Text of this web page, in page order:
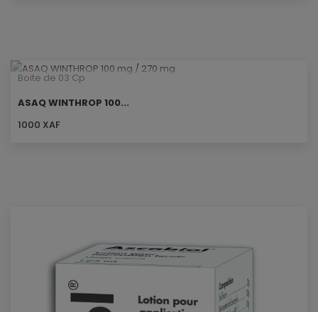
Boite de 03 Cp
ASAQ WINTHROP 100...
1000 XAF